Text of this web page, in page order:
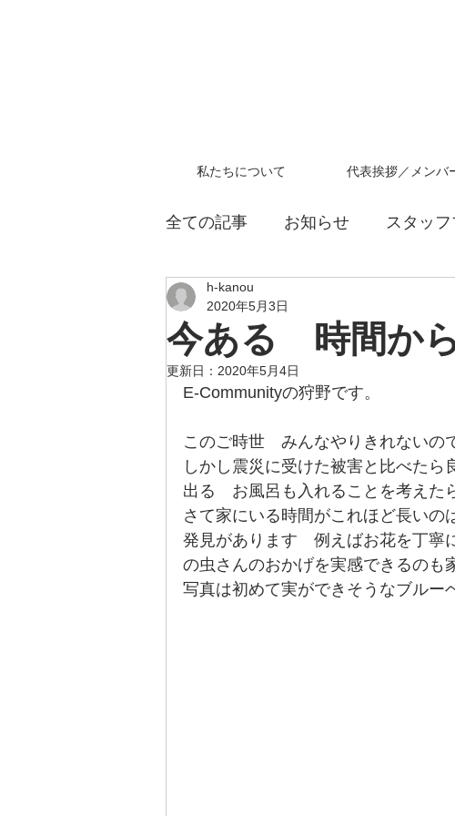
私たちについて 代表挨拶／メンバ
全ての記事 お知らせ スタッ
教員採用試験
今ある 時間か
h-kanou
2020年5月3日
更新日： 2020年5月4日
E-Communityの狩野です。
このご時世　みんなやりきれないの
しかし震災に受けた被害と比べた
出る　お風呂も入れることを考えた
さて家にいる時間がこれほど長いの
発見があります　例えばお花を丁寧
の虫さんのおかげを実感できるのも
写真は初めて実ができそうなブルー